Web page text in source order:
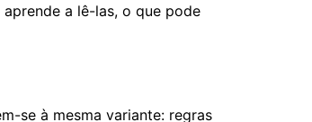
a lê-las, o que pode
se à mesma variante: regras